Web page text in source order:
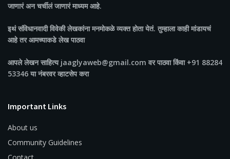
जाणारं अन चर्चीलं जाणारं माध्यम आहे.
इथं संविधानवादी विवेकी लेखकांना मनमोकळे व्यक्त होता येतं. तुम्हाला काही मांडायचं
आहे तर आमच्याकडे लेख पाठवा
आपले लेखन साहित्य jaaglyaweb@gmail.com वर पाठवा किंवा +91 88284
53346 या नंबरवर व्हाटसेप करा
Important Links
About us
Community Guidelines